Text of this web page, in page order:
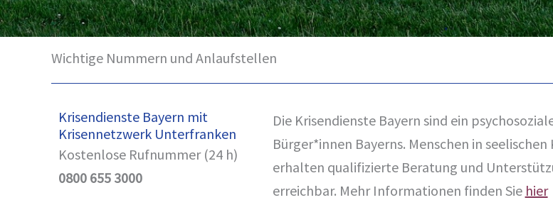
Wichtige Nummern und Anlaufstellen
Krisendienste Bayern mit
Krisennetzwerk Unterfranken
Kostenlose Rufnummer (24 h)
0800 655 3000
Die Krisendienste Bayern sind ein
Bürger*innen Bayerns. Menschen in
erhalten qualifizierte Beratung und
erreichbar. Mehr Informationen finden Sie hier